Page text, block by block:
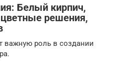
Белый кирпич,
решения,
важную роль в создании